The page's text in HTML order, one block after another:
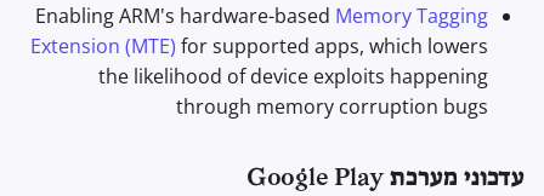
Enabling ARM's hardware-based Memory Tagging
Extension (MTE) for supported apps, which lowers
the likelihood of device exploits happening
through memory corruption bugs
עדכוני מערכת Google Play